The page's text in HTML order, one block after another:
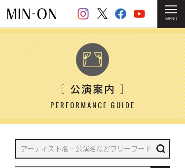
MENU
HOME ＞ 公演案内
［公演案内］
PERFORMANCE GUIDE